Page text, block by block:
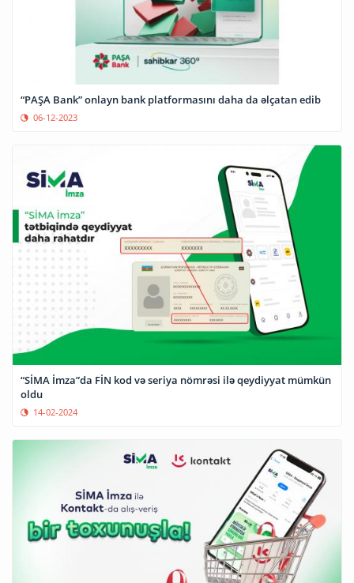
“PAŞA Bank” onlayn bank platformasını daha da əlçatan edib
06-12-2023
“SİMA İmza”da FİN kod və seriya nömrəsi ilə qeydiyyat mümkün
oldu
14-02-2024